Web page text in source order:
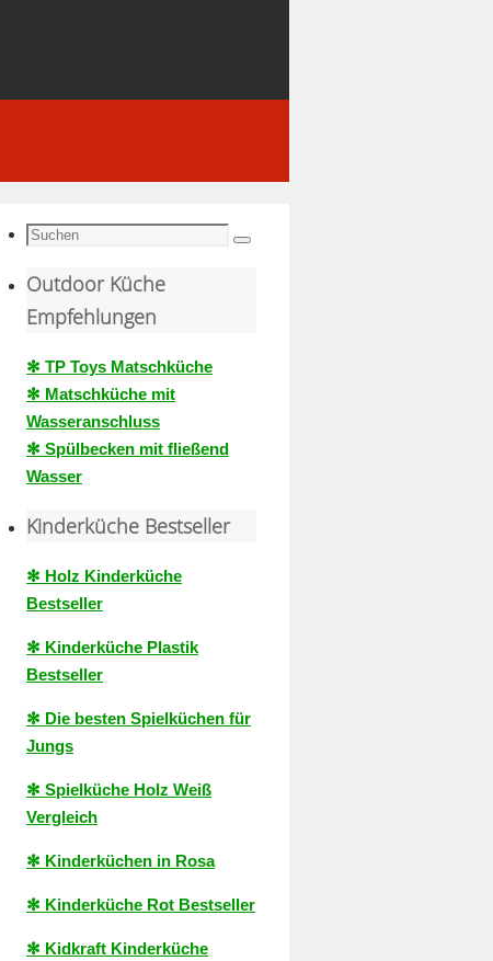
Suche
Suchen
Outdoor Küche
Empfehlungen
✻ TP Toys Matschküche
✻ Matschküche mit
Wasseranschluss
✻ Spülbecken mit fließend
Wasser
Kinderküche Bestseller
✻ Holz Kinderküche
Bestseller
✻ Kinderküche Plastik
Bestseller
✻ Die besten Spielküchen für
Jungs
✻ Spielküche Holz Weiß
Vergleich
✻ Kinderküchen in Rosa
✻ Kinderküche Rot Bestseller
✻ Kidkraft Kinderküche